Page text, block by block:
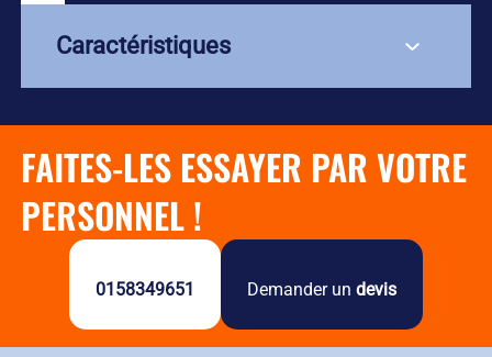
Caractéristiques
Grammage : 120 g/m²
Finition bandes satin élégantes
Résistance aux lavages industriels répétés
Confort optimal pour vos clients
FAITES-LES ESSAYER PAR VOTRE
PERSONNEL !
0158349651 Demander un devis